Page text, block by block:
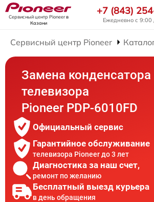
Сервисный центр Pioneerв
Казани
+7 (843)
Ежедневно с 9:00
Сервисный центр Pioneer
Замена конденсатора
телевизора
Pioneer PDP-6010FD
Официальный сервис
Гарантийное обслуживание
телевизора Pioneer до 3 лет
Диагностика за наш счет,
ремонт по желанию
Бесплатный выезд курьера
в день обращения